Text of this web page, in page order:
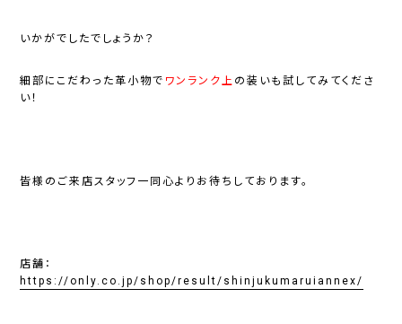
いかがでしたでしょうか？
細部にこだわった革小物で ワンランク上 の装いも試してみてくださ
い！
皆様のご来店スタッフ一同心よりお待ちしております。
店舗：
https://only.co.jp/shop/result/shinjukumaruiannex/